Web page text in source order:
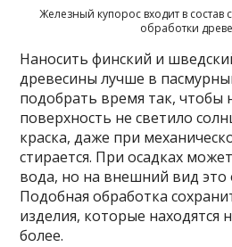
Железный купорос входит в состав
обработки
Наносить финский и
древесины лучше в
подобрать время так, чтобы
поверхность не светило
краска, даже при
стирается. При осадках
вода, но на внешний вид это
Подобная обработка
изделия, которые находятся
более.